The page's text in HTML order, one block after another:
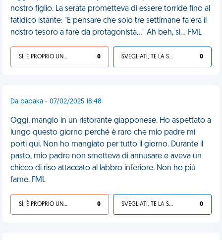
nostro figlio. La serata prometteva di essere torride fino al
fatidico istante: "E pensare che solo tre settimane fa era il
nostro tesoro a fare da protagonista..." Ah beh, sì... FML
SÌ, È PROPRIO UNA VDM! 0 SVEGLIATI, TE LA SEI CERCATA! 0
Da babaka - 07/02/2025 18:48
Oggi, mangio in un ristorante giapponese. Ho aspettato a
lungo questo giorno perché è raro che mio padre mi
porti qui. Non ho mangiato per tutto il giorno. Durante il
pasto, mio padre non smetteva di annusare e aveva un
chicco di riso attaccato al labbro inferiore. Non ho più
fame. FML
SÌ, È PROPRIO UNA VDM! 0 SVEGLIATI, TE LA SEI CERCATA! 0